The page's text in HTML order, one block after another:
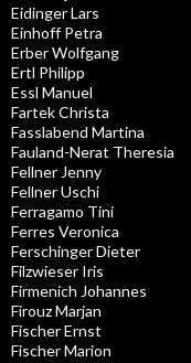
Eidinger Lars
Einhoff Petra
Erber Wolfgang
Ertl Philipp
Essl Manuel
Fartek Christa
Fasslabend Martina
Fauland-Nerat Theresia
Fellner Jenny
Fellner Uschi
Ferragamo Tini
Ferres Veronica
Ferschinger Dieter
Filzwieser Iris
Firmenich Johannes
Firouz Marjan
Fischer Ernst
Fischer Marion